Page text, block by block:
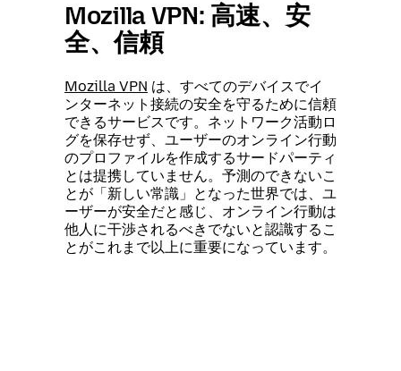
Mozilla VPN: 高速、安
全、信頼
Mozilla VPN は、すべてのデバイスでイ
ンターネット接続の安全を守るために信頼
できるサービスです。ネットワーク活動ロ
グを保存せず、ユーザーのオンライン行動
のプロファイルを作成するサードパーティ
とは提携していません。予測のできないこ
とが「新しい常識」となった世界では、ユ
ーザーが安全だと感じ、オンライン行動は
他人に干渉されるべきでないと認識するこ
とがこれまで以上に重要になっています。